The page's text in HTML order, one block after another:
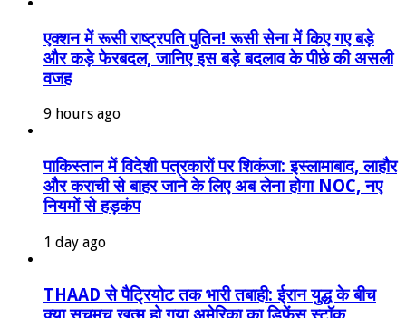
एक्शन में रूसी राष्ट्रपति पुतिन! रूसी सेना में किए गए बड़े
और कड़े फेरबदल, जानिए इस बड़े बदलाव के पीछे की असली
वजह
9 hours ago
पाकिस्तान में विदेशी पत्रकारों पर शिकंजा: इस्लामाबाद, लाहौर
और कराची से बाहर जाने के लिए अब लेना होगा NOC, नए
नियमों से हड़कंप
1 day ago
THAAD से पैट्रियोट तक भारी तबाही: ईरान युद्ध के बीच